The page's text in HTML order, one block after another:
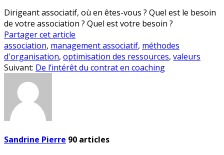
Dirigeant associatif, où en êtes-vous ? Quel est le besoin
de votre association ? Quel est votre besoin ?
Partager cet article
association, management associatif, méthodes
d'organisation, optimisation des ressources, valeurs
Suivant: De l’intérêt du contrat en coaching
Sandrine Pierre 90 articles